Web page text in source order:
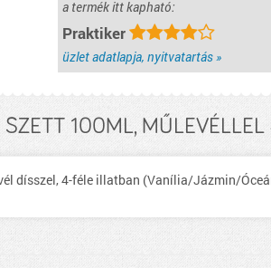
a termék itt kapható:
Praktiker
üzlet adatlapja, nyitvatartás »
SZETT 100ML,
dísszel, 4-féle illatban (Vanília/Jázmin/